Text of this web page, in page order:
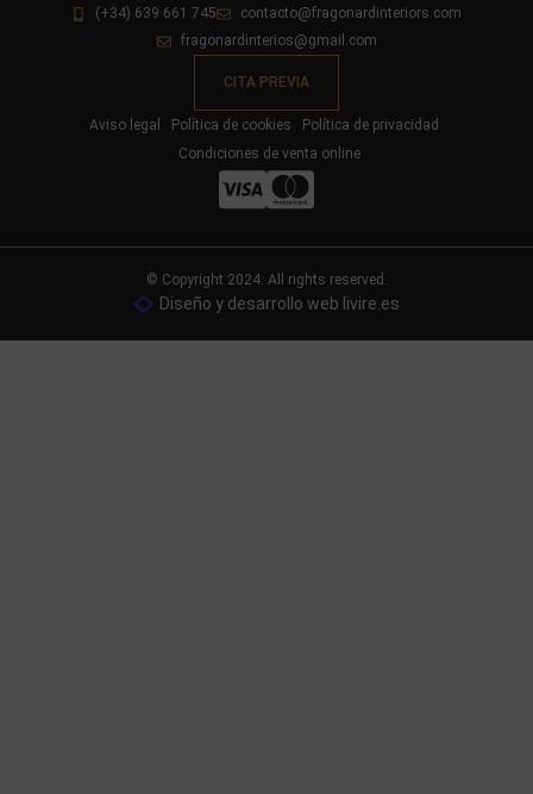
(+34) 639 661 745
contacto@fragonardinteriors.com
fragonardinterios@gmail.com
CITA PREVIA
Aviso legal Política de cookies
Política de privacidad
Condiciones de venta online
© Copyright 2024. All rights reserved.
Diseño y desarrollo web livire.es